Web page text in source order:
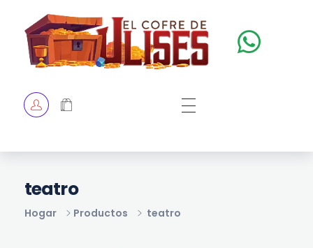
TIENDA
Hogar Productos teatro
teatro